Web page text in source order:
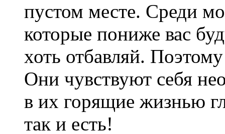
пустом месте. Среди
которые пониже вас
хоть отбавляй.
Они чувствуют себя
в их горящие жизнью
так и есть!